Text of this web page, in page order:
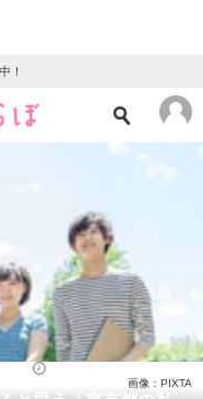
！
育児
画像：PIXTA